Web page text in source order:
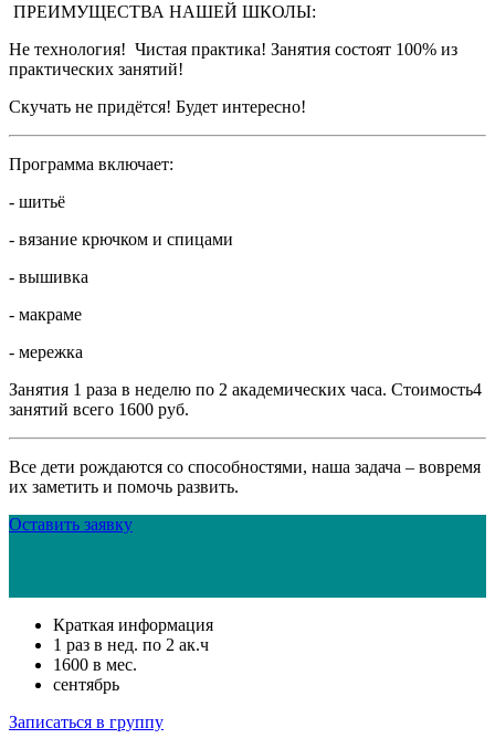
ПРЕИМУЩЕСТВА НАШЕЙ ШКОЛЫ:
Не технология! Чистая практика! Занятия состоят 100% из
практических занятий!
Скучать не придётся! Будет интересно!
Программа включает:
- шитьё
- вязание крючком и спицами
- вышивка
- макраме
- мережка
Занятия 1 раза в неделю по 2 академических часа. Стоимость4
занятий всего 1600 руб.
Все дети рождаются со способностями, наша задача – вовремя
их заметить и помочь развить.
Оставить заявку
Краткая информация
1 раз в нед. по 2 ак.ч
1600 в мес.
сентябрь
Записаться в группу